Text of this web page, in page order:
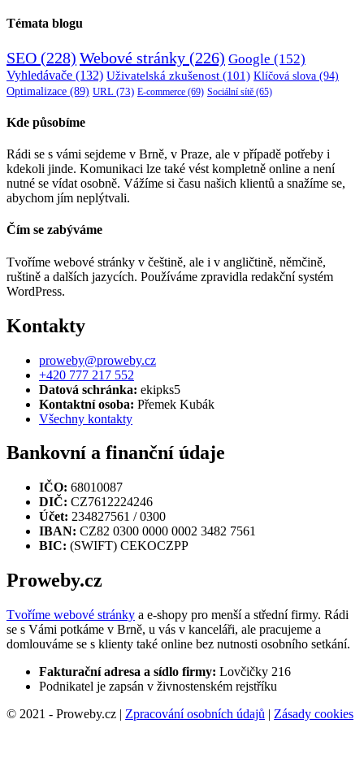
Témata blogu
SEO (228) Webové stránky (226) Google (152)
Vyhledávače (132) Uživatelská zkušenost (101) Klíčová slova (94)
Optimalizace (89) URL (73) E-commerce (69) Sociální sítě (65)
Kde působíme
Rádi se s vámi sejdeme v Brně, v Praze, ale v případě potřeby i
kdekoli jinde. Komunikaci lze také vést kompletně online a není
nutné se vídat osobně. Vážíme si času našich klientů a snažíme se,
abychom jím neplýtvali.
Čím se zabýváme
Tvoříme webové stránky v češtině, ale i v angličtině, němčině,
ruštině a dalších jazycích. Používáme zpravidla redakční systém
WordPress.
Kontakty
proweby@proweby.cz
+420 777 217 552
Datová schránka: ekipks5
Kontaktní osoba: Přemek Kubák
Všechny kontakty
Bankovní a finanční údaje
IČO: 68010087
DIČ: CZ7612224246
Účet: 234827561 / 0300
IBAN: CZ82 0300 0000 0002 3482 7561
BIC: (SWIFT) CEKOCZPP
Proweby.cz
Tvoříme webové stránky a e-shopy pro menší a střední firmy. Rádi
se s Vámi potkáme v Brně, u vás v kanceláři, ale pracujeme a
domlouváme se s klienty také online bez nutnosti osobního setkání.
Fakturační adresa a sídlo firmy: Lovčičky 216
Podnikatel je zapsán v živnostenském rejstříku
© 2021 - Proweby.cz | Zpracování osobních údajů | Zásady cookies